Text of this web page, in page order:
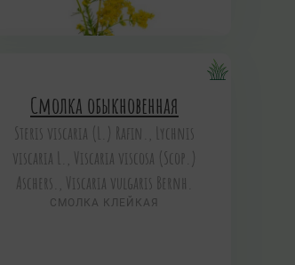
Смолка обыкновенная
Steris viscaria (L.) Rafin., Lychnis
viscaria L., Viscaria viscosa (Scop.)
Aschers., Viscaria vulgaris Bernh.
СМОЛКА КЛЕЙКАЯ